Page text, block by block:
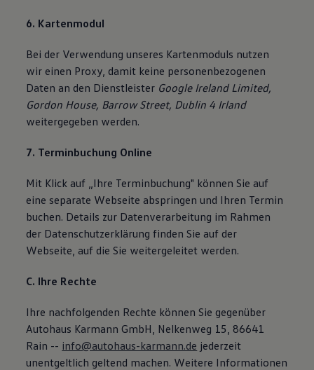
6. Kartenmodul
Bei der Verwendung unseres Kartenmoduls nutzen
wir einen Proxy, damit keine personenbezogenen
Daten an den Dienstleister Google Ireland Limited,
Gordon House, Barrow Street, Dublin 4 Irland
weitergegeben werden.
7. Terminbuchung Online
Mit Klick auf „Ihre Terminbuchung" können Sie auf
eine separate Webseite abspringen und Ihren Termin
buchen. Details zur Datenverarbeitung im Rahmen
der Datenschutzerklärung finden Sie auf der
Webseite, auf die Sie weitergeleitet werden.
C. Ihre Rechte
Ihre nachfolgenden Rechte können Sie gegenüber
Autohaus Karmann GmbH, Nelkenweg 15, 86641
Rain -- info@autohaus-karmann.de jederzeit
unentgeltlich geltend machen. Weitere Informationen